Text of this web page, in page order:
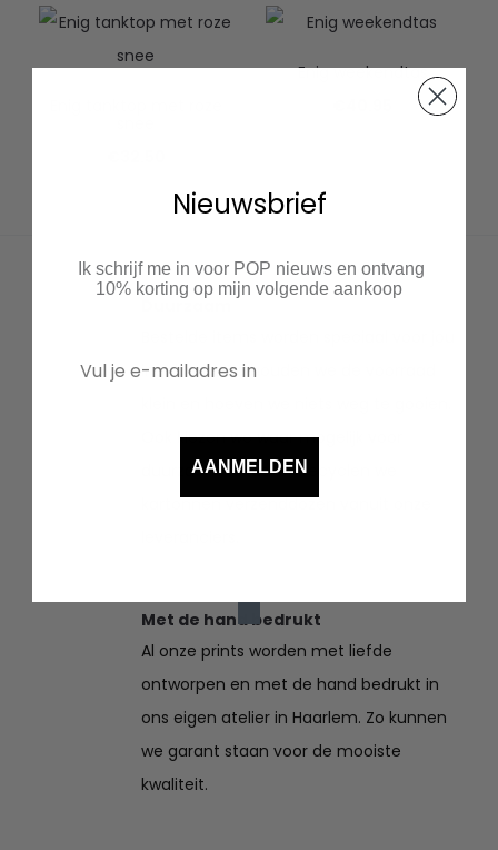
Enig weekendtas
ingekocht. Zo houden we de voorraad
Ook kiezen we waar mogelijk voor
duurzaam textiel en recyclen we
kartonnen verzenddozen vanuit onze
Met de hand bedrukt
Al onze prints worden met liefde
ontworpen en met de hand bedrukt in
ons eigen atelier in Haarlem. Zo kunnen
we garant staan voor de mooiste
kwaliteit.
Nieuwsbrief
Ik schrijf me in voor POP nieuws en ontvang
10% korting op mijn volgende aankoop
AANMELDEN